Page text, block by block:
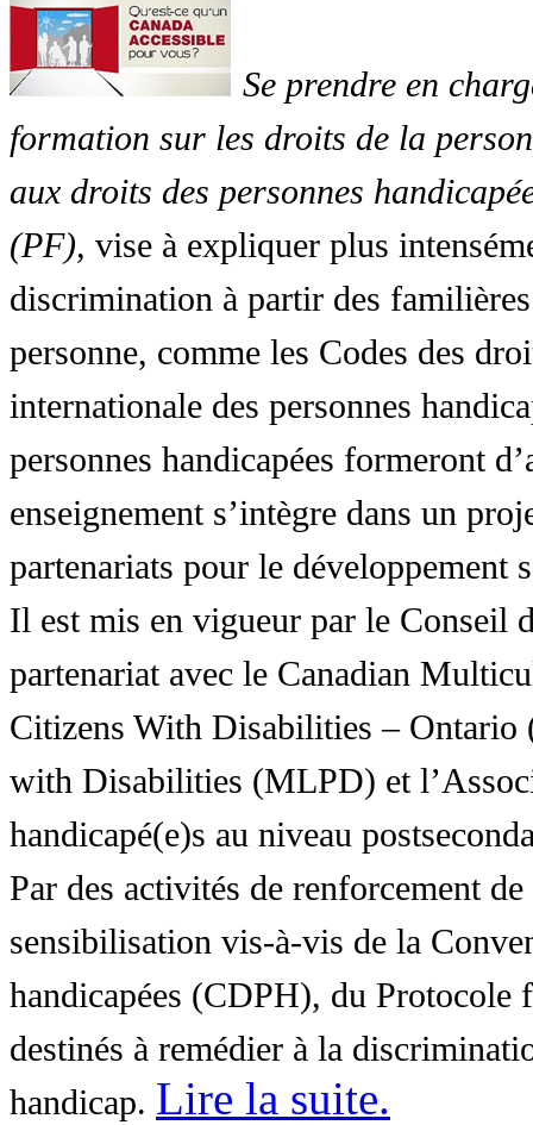
Se prendre en
formation sur les droits de la
aux droits des personnes
(PF), vise à expliquer plus
discrimination à partir des
personne, comme les Codes des
internationale des personnes
personnes handicapées formeront
enseignement s’intègre dans un
partenariats pour le développement
Il est mis en vigueur par le Conseil
partenariat avec le Canadian
Citizens With Disabilities – Ontario
with Disabilities (MLPD) et
handicapé(e)s au niveau
Par des activités de renforcement
sensibilisation vis-à-vis de la
handicapées (CDPH), du Protocole
destinés à remédier à la
handicap. Lire la suite.